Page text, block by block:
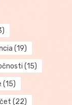
(19)
(15)
(15)
(22)